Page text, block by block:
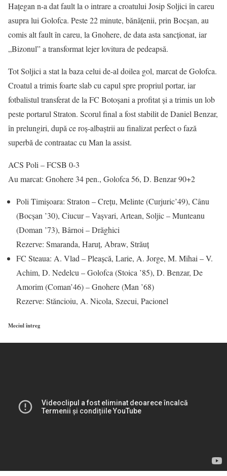
Hațegan n-a dat fault la o intrare a croatului Josip Soljici în careu
asupra lui Golofca. Peste 22 minute, bănățenii, prin Bocșan, au
comis alt fault în careu, la Gnohere, de data asta sancționat, iar
„Bizonul” a transformat lejer lovitura de pedeapsă.
Tot Soljici a stat la baza celui de-al doilea gol, marcat de Golofca.
Croatul a trimis foarte slab cu capul spre propriul portar, iar
fotbalistul transferat de la FC Botoșani a profitat și a trimis un lob
peste portarul Straton. Scorul final a fost stabilit de Daniel Benzar,
în prelungiri, după ce roș-albaștrii au finalizat perfect o fază
superbă de contraatac cu Man la assist.
ACS Poli – FCSB 0-3
Au marcat: Gnohere 34 pen., Golofca 56, D. Benzar 90+2
Poli Timişoara: Straton – Creţu, Melinte (Curjuric’49), Cânu
(Bocşan ’30), Ciucur – Vaşvari, Artean, Soljic – Munteanu
(Doman ’73), Bârnoi – Drăghici
Rezerve: Smaranda, Haruţ, Abraw, Străuţ
FC Steaua: A. Vlad – Pleaşcă, Larie, A. Jorge, M. Mihai – V.
Achim, D. Nedelcu – Golofca (Stoica ’85), D. Benzar, De
Amorim (Coman’46) – Gnohere (Man ’68)
Rezerve: Stăncioiu, A. Nicola, Szecui, Pacionel
Meciul întreg